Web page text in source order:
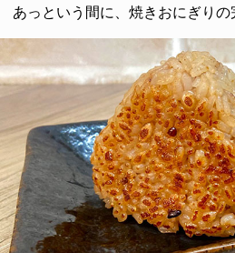
あっという間に、焼きおにぎりの